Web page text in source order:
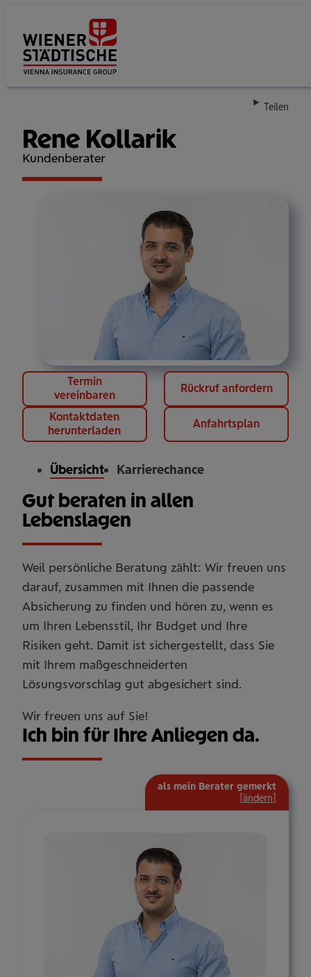
Teilen
Rene Kollarik
Kundenberater
Termin
vereinbaren
Rückruf anfordern
Kontaktdaten
herunterladen
Anfahrtsplan
Übersicht Karrierechance
Gut beraten in allen
Lebenslagen
Weil persönliche Beratung zählt: Wir freuen uns
darauf, zusammen mit Ihnen die passende
Absicherung zu finden und hören zu, wenn es
um Ihren Lebensstil, Ihr Budget und Ihre
Risiken geht. Damit ist sichergestellt, dass Sie
mit Ihrem maßgeschneiderten
Lösungsvorschlag gut abgesichert sind.
Wir freuen uns auf Sie!
Ich bin für Ihre Anliegen da.
als mein Berater gemerkt
ändern